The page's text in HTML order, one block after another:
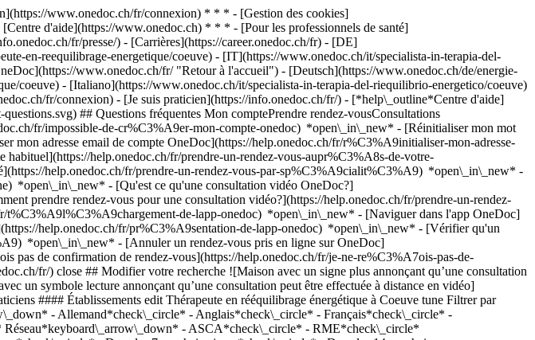
www.onedoc.ch/fr/connexion) * * * - [Gestion des cookies]
d'aide](https://www.onedoc.ch) * * * - [Pour les professionnels de santé]
fr/presse/) - [Carrières](https://career.onedoc.ch/fr) - [DE]
en-reequilibrage-energetique/coeuve) - [IT](https://www.onedoc.ch/it/specialista-in-terapia-del-
www.onedoc.ch/fr/ "Retour à l'accueil") - [Deutsch](https://www.onedoc.ch/de/energie-
coeuve) - [Italiano](https://www.onedoc.ch/it/specialista-in-terapia-del-riequilibrio-energetico/coeuve)
fr/connexion) - [Je suis praticien](https://info.onedoc.ch/fr/) - [*help\_outline*Centre d'aide]
## Questions fréquentes Mon comptePrendre rendez-vousConsultations
fr/impossible-de-cr%C3%A9er-mon-compte-onedoc) *open\_in\_new* - [Réinitialiser mon mot
adresse email de compte OneDoc](https://help.onedoc.ch/fr/r%C3%A9initialiser-mon-adresse-
habituel](https://help.onedoc.ch/fr/prendre-un-rendez-vous-aupr%C3%A8s-de-votre-
help.onedoc.ch/fr/prendre-un-rendez-vous-par-sp%C3%A9cialit%C3%A9) *open\_in\_new* -
*open\_in\_new* - [Qu'est ce qu'une consultation vidéo OneDoc?]
prendre rendez-vous pour une consultation vidéo?](https://help.onedoc.ch/fr/prendre-un-rendez-
t%C3%A9l%C3%A9chargement-de-lapp-onedoc) *open\_in\_new* - [Naviguer dans l'app OneDoc]
help.onedoc.ch/fr/pr%C3%A9sentation-de-lapp-onedoc) *open\_in\_new* - [Vérifier qu'un rendez-vous est confirmé](https://help.onedoc.ch/fr/v%C3%A9rifier-quun-rendez-vous-est-confirm%C3%A9) *open\_in\_new* - [Annuler un rendez-vous pris en ligne sur OneDoc](https://help.onedoc.ch/fr/annuler-un-rendez-vous-pris-en-ligne-sur-onedoc) *open\_in\_new* - [Je ne reçois pas de confirmation de rendez-vous](https://help.onedoc.ch/fr/je-ne-re%C3%A7ois-pas-de-confirmation-de-rendez-vous) *open\_in\_new* [Voir tous nos articles *open\_in\_new*](https://help.onedoc.ch/fr/) close ## Modifier votre recherche ![Maison avec un signe plus annonçant qu’une consultation peut être effectuée sur place](https://www.onedoc.ch/assets/images/icons/on-site.svg) Sur place ![Caméra avec un symbole lecture annonçant qu’une consultation peut être effectuée à distance en vidéo](https://www.onedoc.ch/assets/images/icons/remote.svg) À distance Rechercher #### Spécialités #### Praticiens #### Établissements edit Thérapeute en rééquilibrage énergétique à Coeuve tune Filtrer par Nouveaux patients*keyboard\_arrow\_down* - Acceptés*check\_circle* Langue parlée*keyboard\_arrow\_down* - Allemand*check\_circle* - Anglais*check\_circle* - Français*check\_circle* - Italien*check\_circle* Sexe*keyboard\_arrow\_down* - Femme*check\_circle* - Homme*check\_circle* Réseau*keyboard\_arrow\_down* - ASCA*check\_circle* - RME*check\_circle* Disponibilité*keyboard\_arrow\_down* - Disponible aujourdhui*check\_circle* - Dans les 3 prochains jours*check\_circle* - Dans les 7 prochains jours*check\_circle* - Dans les 14 prochains jours*check\_circle* # Thérapeute en rééquilibrage énergétique à Coeuve: prenez rendez-vous en ligne aujourd'hui ## 1 résultat à Coeuve [![Mme Melissa Ravera, masseuse classique à Coeuve](https://assets.onedoc.ch/images/users/807550462cd43f82daaa83e7fcf04dfafc640d88d0603ef116907f7fa038519e-small.jpg "Mme Melissa Ravera, masseuse classique à Coeuve")](https://www.onedoc.ch/fr/masseuse-classique/coeuve/pcx8b/melissa-ravera) ### [Mme Melissa Ravera](https://www.onedoc.ch/fr/masseuse-classique/coeuve/pcx8b/melissa-ravera) ![Badge indiquant un profil vérifié](https://www.onedoc.ch/assets/images/icons/checkmark.svg) [Masseuse classique](https://www.onedoc.ch/fr/masseur-classique/coeuve), Thérapeute en rééquilibrage énergétique Cabinet Gayatri Le Cotay 55E 2932 Coeuve ![Mme Melissa Ravera est affiliée au réseau ASCA](https://assets.onedoc.ch/images/networks/logos/496d325fd4282f2f0a46197dd629fd16fcd2d324839e441a2a65aaa74df08a15-small.png) ![Icône patient avec un signe plus annonçant que le professionnel accepte de nouveaux patients](https://www.onedoc.ch/assets/images/icons/new-patients.svg)Accepte les nouveaux patients [Réserver un RDV](https://www.onedoc.ch/fr/masseuse-classique/coeuve/pcx8b/melissa-ravera) *chevron\_left* lun. 03 août *chevron\_right* Voir plus de rendez-vous *error\_outline* Une erreur s'est produite lors du chargement des disponibilités [Réessayer](https://www.onedoc.ch) ## __Thérapeutes en rééquilibrage énergétique__: d'autres spécialistes sont réservables en ligne dans les environs de __Coeuve__ [![M. Didier Erard, thérapeute en drainage lymphatique à Bassecourt](https://assets.onedoc.ch/images/users/795d570ce5539faf285770e2cb381442f5bafca2fd189dc9dc4e92e4909c2a57-small.jpg "M. Didier Erard, thérapeute en drainage lymphatique à Bassecourt")](https://www.onedoc.ch/fr/therapeute-en-drainage-lymphatique/bassecourt/pcr9p/didier-erard) ### [M. Didier Erard](https://www.onedoc.ch/fr/therapeute-en-drainage-lymphatique/bassecourt/pcr9p/didier-erard) ![Badge indiquant un profil vérifié](https://www.onedoc.ch/assets/images/icons/checkmark.svg) [Thérapeute en drainage lymphatique](https://www.onedoc.ch/fr/therapeute-en-drainage-lymphatique/bassecourt), [Thérapeute en rééquilibrage énergétique](https://www.onedoc.ch/fr/therapeute-en-reequilibrage-energetique/bassecourt) Didier Erard, cabinet de thérapies alternatives Rue de l'Abbé-Monnin 38 2854 Bassecourt ![M. Didier Erard est affilié au réseau ASCA](https://assets.onedoc.ch/images/networks/logos/496d325fd4282f2f0a46197dd629fd16fcd2d324839e441a2a65aaa74df08a15-small.png)![M. Didier Erard est affilié au réseau RME](https://assets.onedoc.ch/images/networks/logos/a202aabd14cdddb5ff03205af2481fb805645ff903773c55a6c572d22f23762e-small.png) ![Icône patient avec un signe plus annonçant que le professionnel accepte de nouveaux patients](https://www.onedoc.ch/assets/images/icons/new-patients.svg)Accepte les nouveaux patients [Réserver un RDV](https://www.onedoc.ch/fr/therapeute-en-drainage-lymphatique/bassecourt/pcr9p/didier-erard) *chevron\_left* lun. 03 août *chevron\_right* Voir plus de rendez-vous *error\_outline* Une erreur s'est produite lors du chargement des disponibilités [Réessayer](https://www.onedoc.ch) #### Vous êtes un professionnel de santé et vous n'apparaissez pas dans cette recherche? Contactez-nous pour obtenir le référencement de votre cabinet. [Ajouter votre cabinet](https://info.onedoc.ch/fr/) 1. [OneDoc](https://www.onedoc.ch/fr/)/ 2. [Thérapeute en rééquilibrage énergétique](https://www.onedoc.ch/fr/therapeute-en-reequilibrage-energetique)/ 3. [Canton du Jura](https://www.onedoc.ch/fr/therapeute-en-reequilibrage-energetique/canton-du-jura)/ 4. Coeuve ### Téléchargez l'app OneDoc Prenez rendez-vous en ligne chez un médecin, un dentiste ou un thérapeute proche de vous en Suisse. L'application OneDoc vous permet de gérer tous vos rendez-vous médicaux depuis votre natel, n'importe où et n'importe quand. ![Code QR redirigeant vers l’App Store ou Google Play pour télécharger l’app OneDoc Patients](https://www.onedoc.ch/assets/images/download-app-qr.jpeg) Scannez le QR code pour télécharger l’application [![Téléchargez notre application sur l'App Store!](https://www.onedoc.ch/assets/images/app-store-badge-fr.svg)](https://apps.apple.com/ch/app/onedoc/id1592376413?l=fr)[![Téléchargez notre application sur le Google Play Store!](https://www.onedoc.ch/assets/images/google-play-badge-fr.png)](https://play.google.com/store/apps/details?id=ch.onedoc.patient&hl=fr-CH) *keyboard\_arrow\_right* ## Affiner par expertise [Contrôle médical permis de conduire NIVEAU 2 à Coeuve](https://www.onedoc.ch/fr/controle-medical-permis-de-conduire-niveau-2/coeuve)[Contrôle médical permis de conduire NIVEAU 1 à Coeuve](https://www.onedoc.ch/fr/controle-medical-permis-de-conduire-niveau-1/coeuve)[Prise de sang | Prélèvement sanguin à Coeuve](https://www.onedoc.ch/fr/prise-de-sang-prelevement-sanguin/coeuve) *keyboard\_arrow\_right* ## Recherches associées [Thérapeute en rééquilibrage énergétique à Allschwil](https://www.onedoc.ch/fr/therapeute-en-reequilibrage-energetique/allschwil)[Thérapeute en rééquilibrage énergétique à Bassecourt](https://www.onedoc.ch/fr/therapeute-en-reequilibrage-energetique/bassecourt)[Thérapeute en rééquilibrage énergétique à Boudevilliers](https://www.onedoc.ch/fr/therapeute-en-reequilibrage-energetique/boudevilliers)[Thérapeute en rééquilibrage énergétique à Val-de-Ruz](https://www.onedoc.ch/fr/therapeute-en-reequilibrage-energetique/val-de-ruz) *keyboard\_arrow\_right* ## Recherches fréquentes [Médecin généraliste à Coeuve](https://www.onedoc.ch/fr/medecin-generaliste/coeuve)[Thérapeute en hypnose à Coeuve](https://www.onedoc.ch/fr/therapeute-en-hypnose/coeuve)[Thérapeute en Reiki à Coeuve](https://www.onedoc.ch/fr/therapeute-en-reiki/coeuve)[Masseur classique à Coeuve](https://www.onedoc.ch/fr/masseur-classique/coeuve) *keyboard\_arrow\_right* ## Annuaire des professionnels de santé suisses [Thérapeutes en rééquilibrage énergétique par ville](https://www.onedoc.ch/fr/therapeute-en-reequilibrage-energetique/villes) [Liste des praticiens](https://www.onedoc.ch/fr/annuaire) [A](https://www.onedoc.ch/fr/annuaire/A) [B](https://www.onedoc.ch/fr/annuaire/B) [C](https://www.onedoc.ch/fr/annuaire/C) [D](https://www.onedoc.ch/fr/annuaire/D) [E](https://www.onedoc.ch/fr/annuaire/E) [F](https://www.onedoc.ch/fr/annuaire/F) [G](https://www.onedoc.ch/fr/annuaire/G) [H](https://www.onedoc.ch/fr/annuaire/H) [I](https://www.onedoc.ch/fr/annuaire/I) [J](https://www.onedoc.ch/fr/annuaire/J) [K](https://www.onedoc.ch/fr/annuaire/K) [L](https://www.onedoc.ch/fr/annuaire/L) [M](https://www.onedoc.ch/fr/annuaire/M) [N](https://www.onedoc.ch/fr/annuaire/N) [O](https://www.onedoc.ch/fr/annuaire/O) [P](https://www.onedoc.ch/fr/annuaire/P) [Q](https://www.onedoc.ch/fr/annuaire/Q) [R](https://www.onedoc.ch/fr/annuaire/R) [S](https://www.onedoc.ch/fr/annuaire/S) [T](https://www.onedoc.ch/fr/annuaire/T) [U](https://www.onedoc.ch/fr/annuaire/U) [V](https://www.onedoc.ch/fr/annuaire/V) [W](https://www.onedoc.ch/fr/annuaire/W) [X](https://www.onedoc.ch/fr/annuaire/X) [Y](https://www.onedoc.ch/fr/annuaire/Y) [Z](https://www.onedoc.ch/fr/annuaire/Z) ## OneDoc [Pour les professionnels de santé](https://info.onedoc.ch/fr/) [À propos de nous](https://info.onedoc.ch/fr/raison-d-etre/) [Presse](https://info.onedoc.ch/fr/presse/) [Carrières](https://career.onedoc.ch/fr) [Centre de confidentialité](https://privacy.onedoc.ch/fr/) [Gestion des cookies](javascript:Didomi.preferences.show%28%29) [Centre d'aide](https://help.onedoc.ch/fr/) ## Langues [Deutsch](https://www.onedoc.ch/de/energie-rebalancing-therapeut/coeuve) [Français](https://www.onedoc.ch/fr/therapeute-en-reequilibrage-energetique/coeuve) [Italiano](https://www.onedoc.ch/it/specialista-in-terapia-del-riequilibrio-energetico/coeuve) [English](https://www.onedoc.ch/en/energy-rebalancing-therapist/coeuve) ## Affiner par expertise [Contrôle médical permis de conduire NIVEAU 2 à Coeuve](https://www.onedoc.ch/fr/controle-medical-permis-de-conduire-niveau-2/coeuve) [Contrôle médical permis de conduire NIVEAU 1 à Coeuve](https://www.onedoc.ch/fr/controle-medical-permis-de-conduire-niveau-1/coeuve) [Prise de sang | Prélèvement sanguin à Coeuve](https://www.onedoc.ch/fr/prise-de-sang-prelevement-san